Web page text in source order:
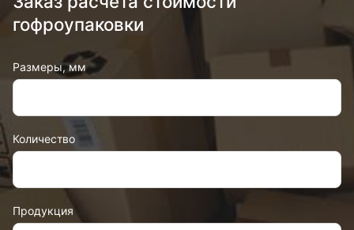
гофроупаковки
Продукция
Количество
Размеры, мм